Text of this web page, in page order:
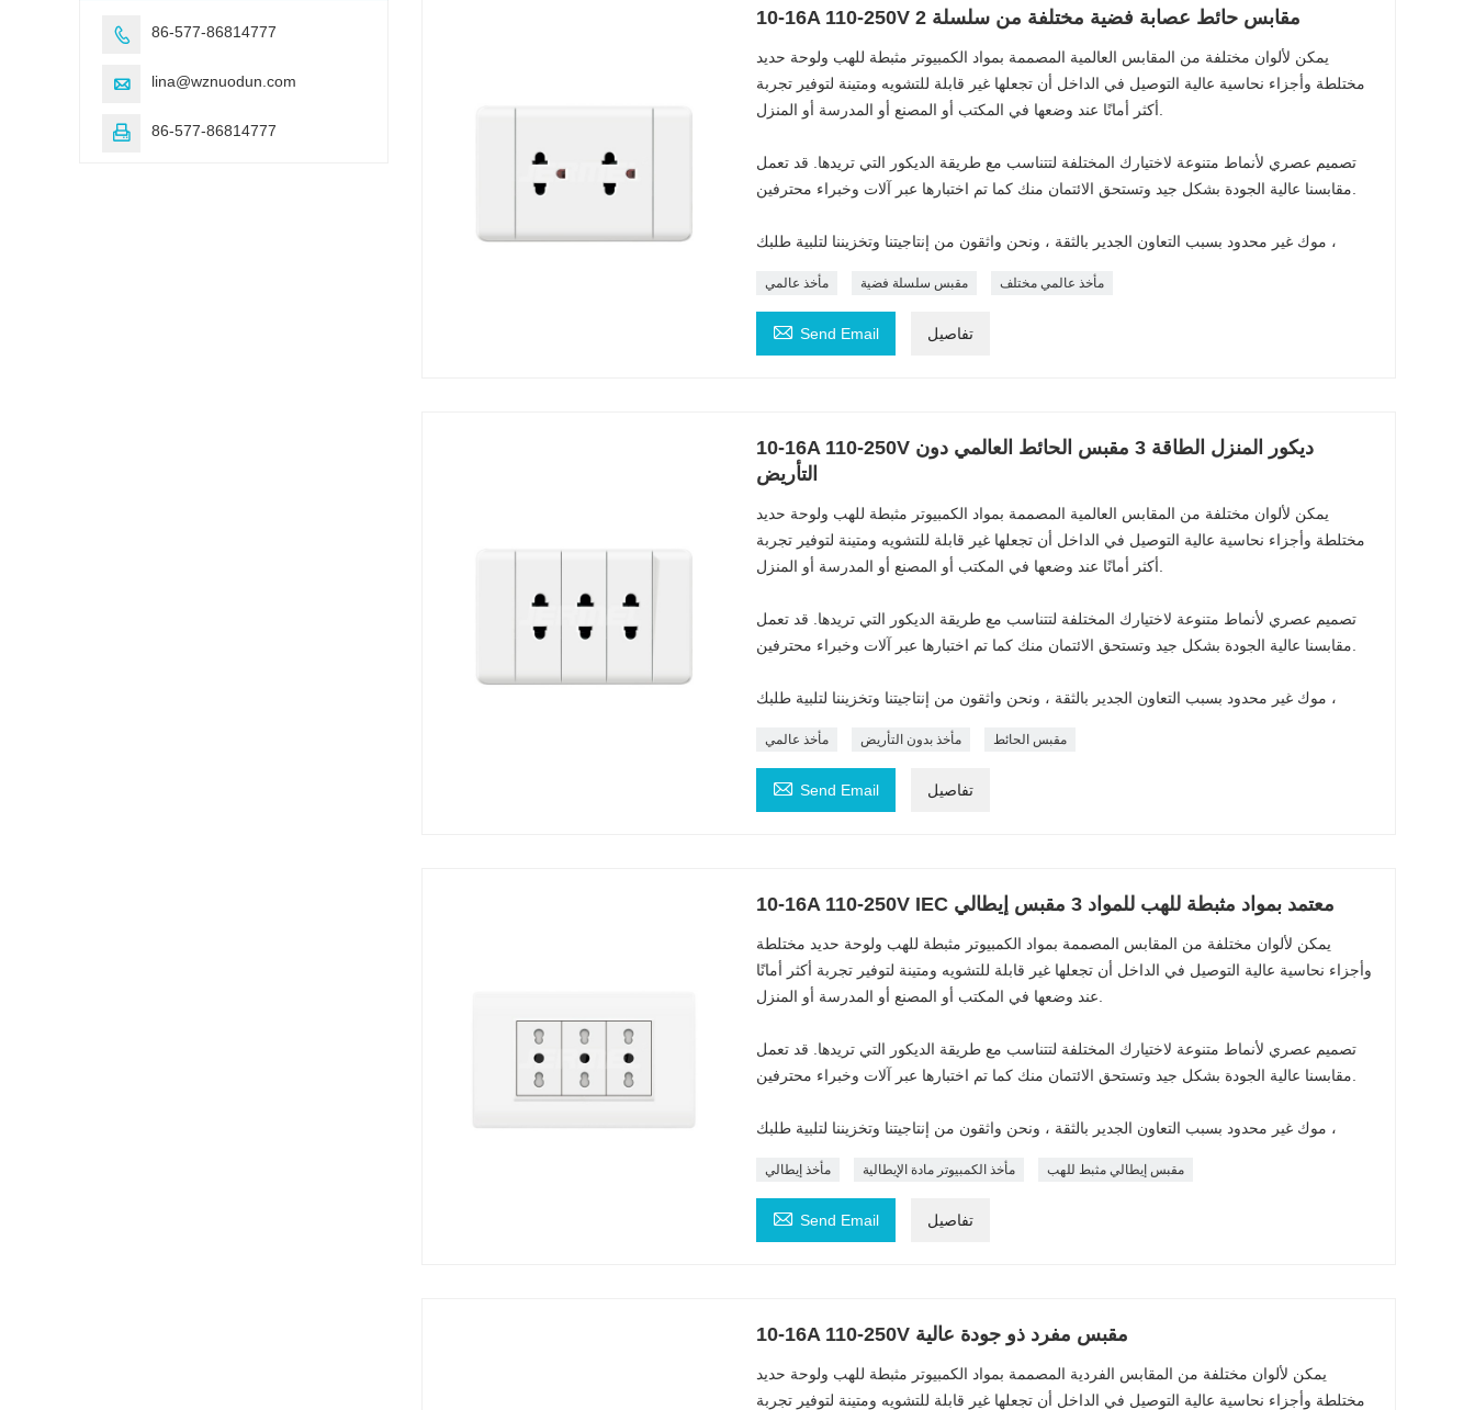
10-16A 110-250V مقابس حائط عصابة فضية مختلفة من سلسلة 2
يمكن لألوان مختلفة من المقابس العالمية المصممة بمواد الكمبيوتر مثبطة للهب ولوحة حديد
مختلطة وأجزاء نحاسية عالية التوصيل في الداخل أن تجعلها غير قابلة للتشويه ومتينة لتوفير تجربة
تصميم عصري لأنماط متنوعة لاختيارك المختلفة لتتناسب مع طريقة الديكور التي تريدها. قد تعمل
موك غير محدود بسبب التعاون الجدير بالثقة ، ونحن واثقون من إنتاجيتنا وتخزيننا لتلبية طلبك ،
مأخذ عالمي مقبس سلسلة فضية مأخذ عالمي مختلف
 Send Email تفاصيل
10-16A 110-250V ديكور المنزل الطاقة 3 مقبس الحائط العالمي دون
التأريض
يمكن لألوان مختلفة من المقابس العالمية المصممة بمواد الكمبيوتر مثبطة للهب ولوحة حديد
مختلطة وأجزاء نحاسية عالية التوصيل في الداخل أن تجعلها غير قابلة للتشويه ومتينة لتوفير تجربة
تصميم عصري لأنماط متنوعة لاختيارك المختلفة لتتناسب مع طريقة الديكور التي تريدها. قد تعمل
موك غير محدود بسبب التعاون الجدير بالثقة ، ونحن واثقون من إنتاجيتنا وتخزيننا لتلبية طلبك ،
مأخذ عالمي مأخذ بدون التأريض مقبس الحائط
 Send Email تفاصيل
10-16A 110-250V IEC معتمد بمواد مثبطة للهب للمواد 3 مقبس إيطالي
يمكن لألوان مختلفة من المقابس المصممة بمواد الكمبيوتر مثبطة للهب ولوحة حديد مختلطة
وأجزاء نحاسية عالية التوصيل في الداخل أن تجعلها غير قابلة للتشويه ومتينة لتوفير تجربة أكثر أمانًا
تصميم عصري لأنماط متنوعة لاختيارك المختلفة لتتناسب مع طريقة الديكور التي تريدها. قد تعمل
موك غير محدود بسبب التعاون الجدير بالثقة ، ونحن واثقون من إنتاجيتنا وتخزيننا لتلبية طلبك ،
مأخذ إيطالي مأخذ الكمبيوتر مادة الإيطالية مقبس إيطالي مثبط للهب
 Send Email تفاصيل
10-16A 110-250V مقبس مفرد ذو جودة عالية
يمكن لألوان مختلفة من المقابس الفردية المصممة بمواد الكمبيوتر مثبطة للهب ولوحة حديد
مختلطة وأجزاء نحاسية عالية التوصيل في الداخل أن تجعلها غير قابلة للتشويه ومتينة لتوفير تجربة
 86-577-86814777
 lina@wznuodun.com
 86-577-86814777